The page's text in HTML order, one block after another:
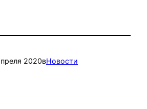
2020вНовости